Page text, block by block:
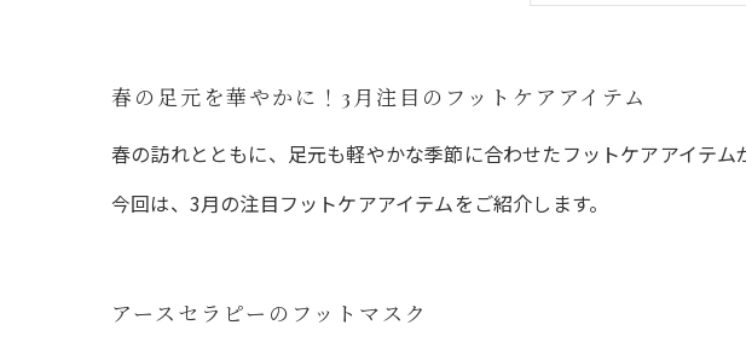
春の足元を華やかに！3月注目のフットケアアイテム
春の訪れとともに、足元も軽やかな季節に合わせたフットケアアイテム
今回は、3月の注目フットケアアイテムをご紹介します。
アースセラピーのフットマスク